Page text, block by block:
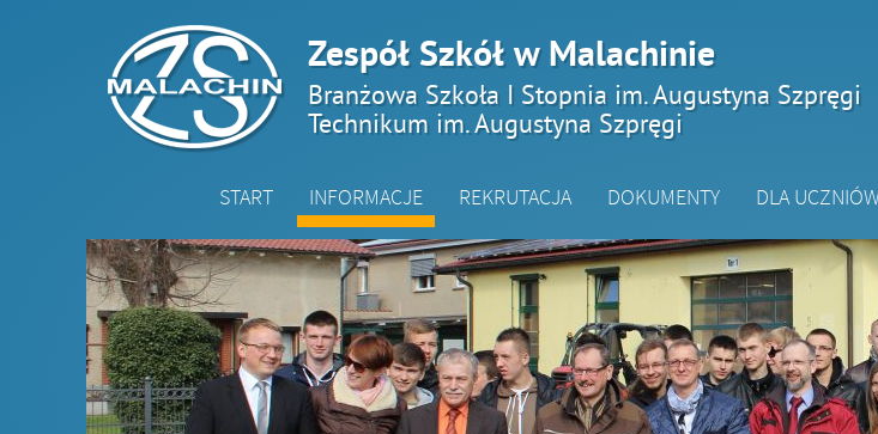
Zespół Szkół w Malachinie
Branżowa Szkoła I Stopnia im. Augustyna Szpręgi
Technikum im. Augustyna Szpręgi
START INFORMACJE REKRUTACJA DOKUMENTY DLA